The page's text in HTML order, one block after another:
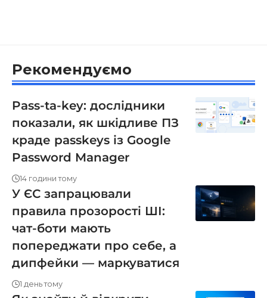
Рекомендуємо
Pass-ta-key: дослідники
показали, як шкідливе ПЗ
краде passkeys із Google
Password Manager
14 години тому
У ЄС запрацювали
правила прозорості ШІ:
чат-боти мають
попереджати про себе, а
дипфейки — маркуватися
1 день тому